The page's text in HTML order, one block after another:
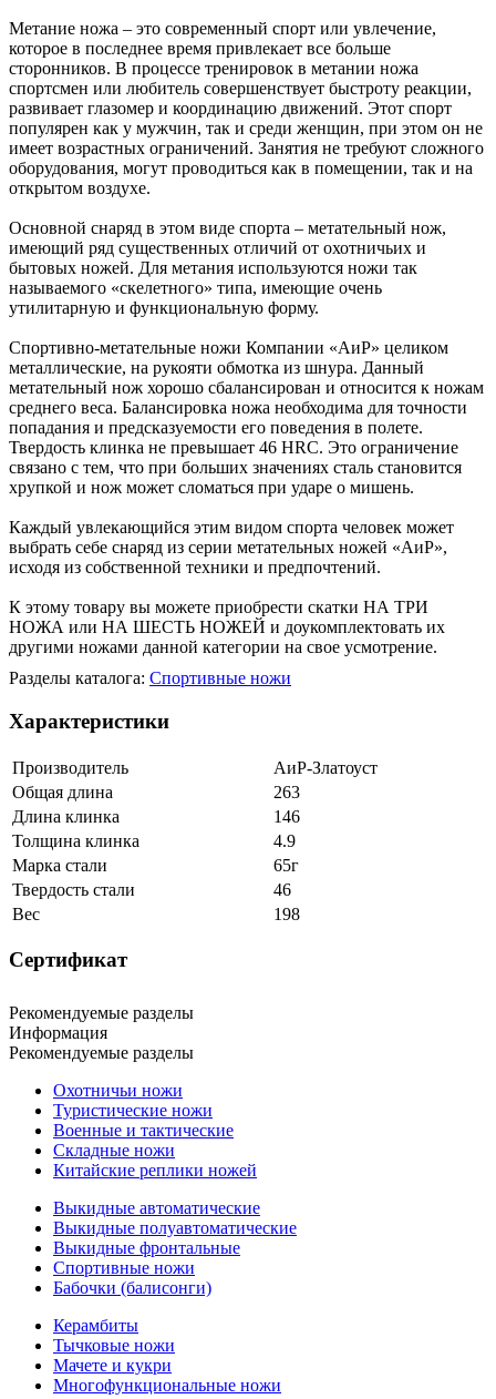
Метание ножа – это современный спорт или увлечение,
которое в последнее время привлекает все больше
сторонников. В процессе тренировок в метании ножа
спортсмен или любитель совершенствует быстроту реакции,
развивает глазомер и координацию движений. Этот спорт
популярен как у мужчин, так и среди женщин, при этом он не
имеет возрастных ограничений. Занятия не требуют сложного
оборудования, могут проводиться как в помещении, так и на
открытом воздухе.
Основной снаряд в этом виде спорта – метательный нож,
имеющий ряд существенных отличий от охотничьих и
бытовых ножей. Для метания используются ножи так
называемого «скелетного» типа, имеющие очень
утилитарную и функциональную форму.
Спортивно-метательные ножи Компании «АиР» целиком
металлические, на рукояти обмотка из шнура. Данный
метательный нож хорошо сбалансирован и относится к ножам
среднего веса. Балансировка ножа необходима для точности
попадания и предсказуемости его поведения в полете.
Твердость клинка не превышает 46 HRC. Это ограничение
связано с тем, что при больших значениях сталь становится
хрупкой и нож может сломаться при ударе о мишень.
Каждый увлекающийся этим видом спорта человек может
выбрать себе снаряд из серии метательных ножей «АиР»,
исходя из собственной техники и предпочтений.
К этому товару вы можете приобрести скатки НА ТРИ
НОЖА или НА ШЕСТЬ НОЖЕЙ и доукомплектовать их
другими ножами данной категории на свое усмотрение.
Разделы каталога: Спортивные ножи
Характеристики
Производитель
АиР-Златоуст
Общая длина
263
Длина клинка
146
Толщина клинка
4.9
Марка стали
65г
Твердость стали
46
Вес
198
Сертификат
Рекомендуемые разделы
Информация
Рекомендуемые разделы
Охотничьи ножи
Туристические ножи
Военные и тактические
Складные ножи
Китайские реплики ножей
Выкидные автоматические
Выкидные полуавтоматические
Выкидные фронтальные
Спортивные ножи
Бабочки (балисонги)
Керамбиты
Тычковые ножи
Мачете и кукри
Многофункциональные ножи